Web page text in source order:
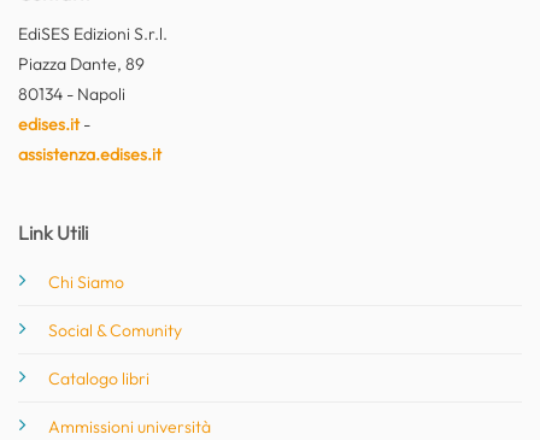
EdiSES Edizioni S.r.l.
Piazza Dante, 89
80134 - Napoli
edises.it-
assistenza.edises.it
Link Utili
Chi Siamo
Social & Comunity
Catalogo libri
Ammissioni università